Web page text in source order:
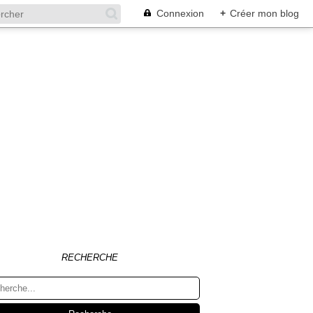
Connexion + Créer mon blog
RECHERCHE